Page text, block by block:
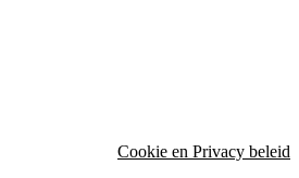
Cookie en Privacy beleid